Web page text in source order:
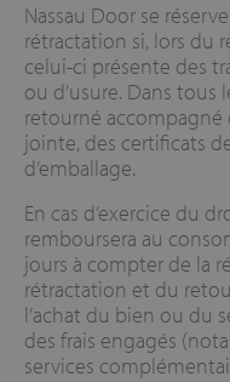
Nassau Door se
rétractation si, lors du
celui-ci présente des
ou d’usure. Dans
retourné
jointe, des certificats
d’emballage.
En cas d’exercice du
remboursera au
jours à compter de la
rétractation et du
l’achat du bien ou du
des frais engagés
services